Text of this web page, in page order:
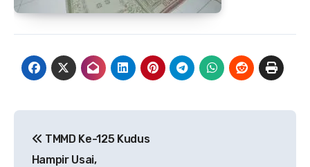
pos
TMMD Ke-125 Kudus
Hampir Usai,